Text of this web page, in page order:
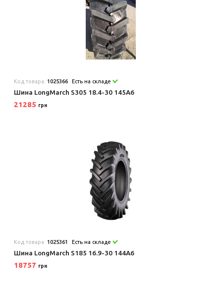
Код товара: 1025366 Есть на складе
Шина LongMarch S305 18.4-30 145A6
21285 грн
Код товара: 1025361 Есть на складе
Шина LongMarch S185 16.9-30 144A6
18757 грн